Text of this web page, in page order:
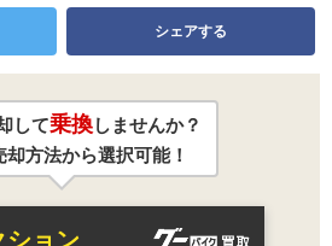
シェアする
して乗換しませんか？
却方法から選択可能！
ション